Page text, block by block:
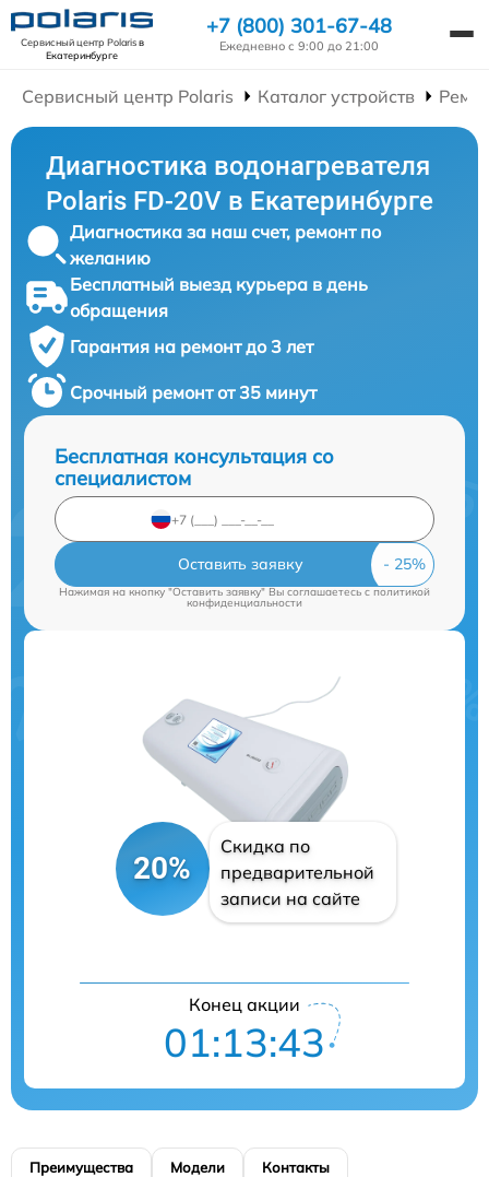
Сервисный центр Polarisв
Екатеринбурге
+7 (800) 301-67-48
Ежедневно с 9:00 до 21:00
Сервисный центр Polaris Каталог устройств
Диагностика водонагревателя
Polaris FD-20V в Екатеринбурге
Диагностика за наш счет, ремонт по
желанию
Бесплатный выезд курьера в день
обращения
Гарантия на ремонт до 3 лет
Срочный ремонт от 35 минут
Бесплатная консультация со
специалистом
Оставить заявку
Нажимая на кнопку "Оставить заявку" Вы соглашаетесь cполитикой
конфиденциальности
20%
Скидка по
предварительной
записи на сайте
Конец акции
01:13:43
Преимущества Модели Контакты